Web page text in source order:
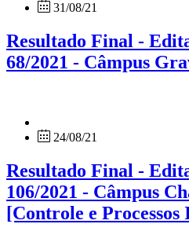
31/08/21
Resultado Final -
68/2021 - Câmpus
24/08/21
Resultado Final -
106/2021 - Câmpus
[Controle e